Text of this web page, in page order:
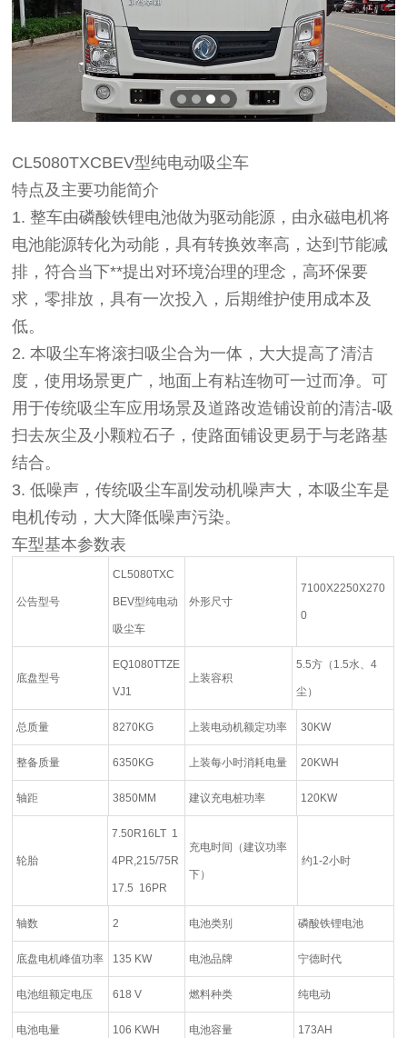
CL5080TXCBEV型纯电动吸尘车
特点及主要功能简介
1.整车由磷酸铁锂电池做为驱动能源，由永磁电机将
电池能源转化为动能，具有转换效率高，达到节能减
排，符合当下**提出对环境治理的理念，高环保要
求，零排放，具有一次投入，后期维护使用成本及
低。
2.本吸尘车将滚扫吸尘合为一体，大大提高了清洁
度，使用场景更广，地面上有粘连物可一过而净。可
用于传统吸尘车应用场景及道路改造铺设前的清洁-吸
扫去灰尘及小颗粒石子，使路面铺设更易于与老路基
结合。
3.低噪声，传统吸尘车副发动机噪声大，本吸尘车是
电机传动，大大降低噪声污染。
车型基本参数表
公告型号
CL5080TXC
BEV型纯电动
吸尘车
外形尺寸
7100X2250X270
0
底盘型号
EQ1080TTZE
VJ1
上装容积
5.5方（1.5水、4
尘）
总质量 8270KG 上装电动机额定功率 30KW
整备质量 6350KG 上装每小时消耗电量 20KWH
轴距 3850MM 建议充电桩功率 120KW
轮胎
7.50R16LT 1
4PR,215/75R
17.5 16PR
充电时间（建议功率
下）
约1-2小时
轴数 2 电池类别 磷酸铁锂电池
底盘电机峰值功率 135 KW 电池品牌 宁德时代
电池组额定电压 618 V 燃料种类 纯电动
电池电量 106 KWH 电池容量 173AH